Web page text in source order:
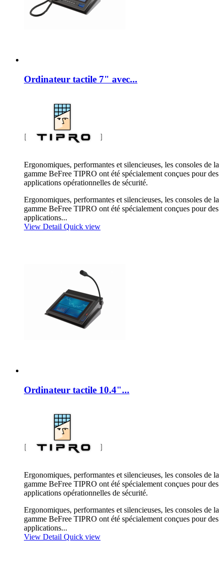
Ordinateur tactile 7" avec...
Ergonomiques, performantes et silencieuses, les consoles de la
gamme BeFree TIPRO ont été spécialement conçues pour des
applications opérationnelles de sécurité.
Ergonomiques, performantes et silencieuses, les consoles de la
gamme BeFree TIPRO ont été spécialement conçues pour des
applications...
View Detail Quick view
Ordinateur tactile 10.4"...
Ergonomiques, performantes et silencieuses, les consoles de la
gamme BeFree TIPRO ont été spécialement conçues pour des
applications opérationnelles de sécurité.
Ergonomiques, performantes et silencieuses, les consoles de la
gamme BeFree TIPRO ont été spécialement conçues pour des
applications...
View Detail Quick view